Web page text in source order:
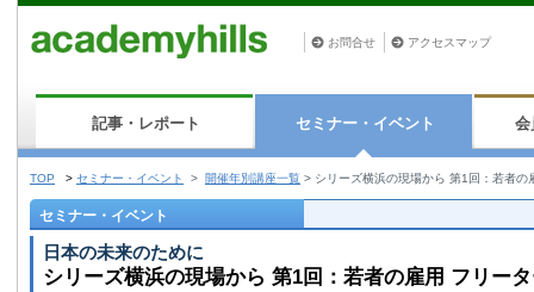
お問合せ アクセスマップ
記事・レポート セミナー・イベント 会
TOP > セミナー・イベント > 開催年別講座一覧 > シリーズ横浜の現場から 第1回：若者
セミナー・イベント
日本の未来のために
シリーズ横浜の現場から 第1回：若者の雇用 フリー